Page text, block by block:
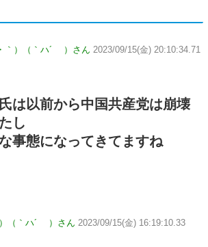
｀）（｀ハ´ ）さん 2023/09/15(金) 20:10:34.71
は以前から中国共産党は崩壊
し
事態になってきてますね
（｀ハ´ ）さん 2023/09/15(金) 16:19:10.33